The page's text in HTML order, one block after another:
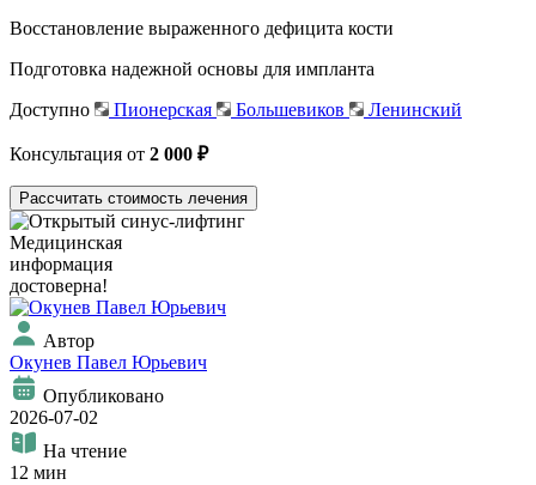
Восстановление выраженного дефицита кости
Подготовка надежной основы для импланта
Доступно
Пионерская Большевиков Ленинский
Консультация от 2 000 ₽
Рассчитать стоимость лечения
Медицинская
информация
достоверна!
Автор
Окунев Павел Юрьевич
Опубликовано
2026-07-02
На чтение
12 мин